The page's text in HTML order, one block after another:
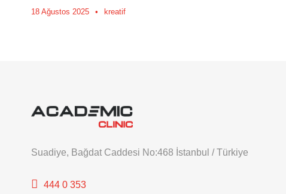
18 Ağustos 2025 • kreatif
Suadiye, Bağdat Caddesi No:468 İstanbul / Türkiye
444 0 353